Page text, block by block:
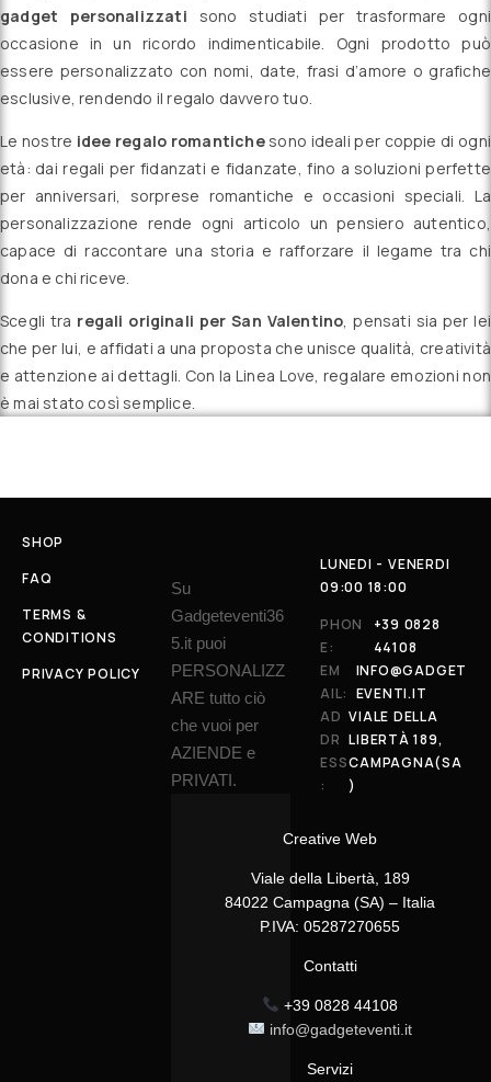
gadget personalizzati sono studiati per trasformare ogni
occasione in un ricordo indimenticabile. Ogni prodotto può
essere personalizzato con nomi, date, frasi d’amore o grafiche
esclusive, rendendo il regalo davvero tuo.
Le nostre idee regalo romantichesono ideali per coppie di ogni
età: dai regali per fidanzati e fidanzate, fino a soluzioni perfette
per anniversari, sorprese romantiche e occasioni speciali. La
personalizzazione rende ogni articolo un pensiero autentico,
capace di raccontare una storia e rafforzare il legame tra chi
dona e chi riceve.
Scegli tra regali originali per San Valentino , pensati sia per lei
che per lui, e affidati a una proposta che unisce qualità, creatività
e attenzione ai dettagli. Con la Linea Love, regalare emozioni non
è mai stato così semplice.
SHOP
FAQ
TERMS &
CONDITIONS
PRIVACY POLICY
Su
Gadgeteventi36
5.it puoi
PERSONALIZZ
ARE tutto ciò
che vuoi per
AZIENDE e
PRIVATI.
Creative Web
Viale della Libertà, 189
84022 Campagna (SA) – Italia
P.IVA: 05287270655
Contatti
+39 0828 44108
info@gadgeteventi.it
Servizi
LUNEDI - VENERDI
09:00 18:00
PHON
E:
+39 0828
44108
EM
AIL:
INFO@GADGET
EVENTI.IT
AD
DR
ESS
:
VIALE DELLA
LIBERTÀ 189,
CAMPAGNA(SA
)